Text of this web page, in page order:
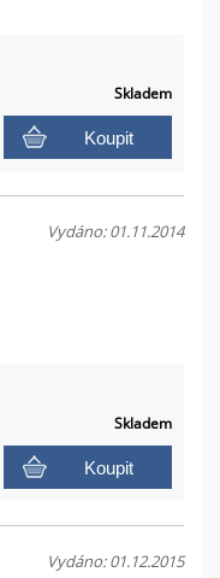
Skladem
Koupit
Vydáno: 01.11.2014
Skladem
Koupit
Vydáno: 01.12.2015